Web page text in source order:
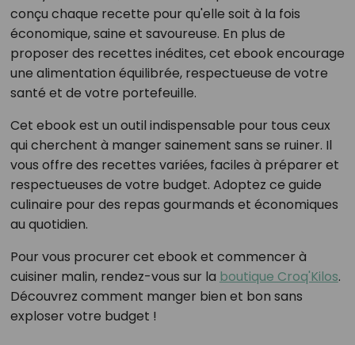
conçu chaque recette pour qu'elle soit à la fois
économique, saine et savoureuse. En plus de
proposer des recettes inédites, cet ebook encourage
une alimentation équilibrée, respectueuse de votre
santé et de votre portefeuille.
Cet ebook est un outil indispensable pour tous ceux
qui cherchent à manger sainement sans se ruiner. Il
vous offre des recettes variées, faciles à préparer et
respectueuses de votre budget. Adoptez ce guide
culinaire pour des repas gourmands et économiques
au quotidien.
Pour vous procurer cet ebook et commencer à
cuisiner malin, rendez-vous sur la boutique Croq'Kilos.
Découvrez comment manger bien et bon sans
exploser votre budget !